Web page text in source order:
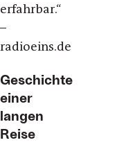
erfahrbar.“
–
radioeins.de
Geschichte
einer
langen
Reise